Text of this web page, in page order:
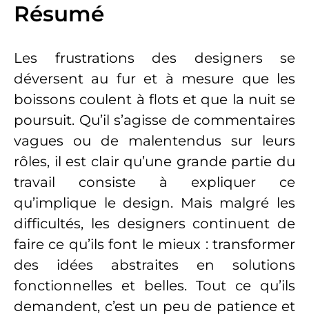
Résumé
Les frustrations des designers se
déversent au fur et à mesure que les
boissons coulent à flots et que la nuit se
poursuit. Qu’il s’agisse de commentaires
vagues ou de malentendus sur leurs
rôles, il est clair qu’une grande partie du
travail consiste à expliquer ce
qu’implique le design. Mais malgré les
difficultés, les designers continuent de
faire ce qu’ils font le mieux : transformer
des idées abstraites en solutions
fonctionnelles et belles. Tout ce qu’ils
demandent, c’est un peu de patience et